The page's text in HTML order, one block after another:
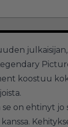
koostuu
se on ehtinyt jo